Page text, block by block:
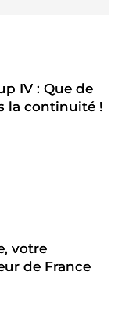
IV : Que de
la continuité !
votre
de France